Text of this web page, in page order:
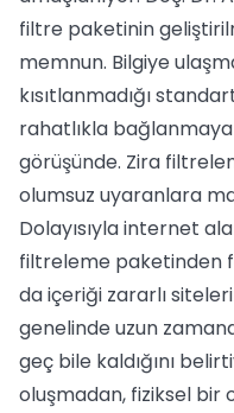
filtre paketinin
memnun. Bilgiye
kısıtlanmadığı
rahatlıkla
görüşünde. Zira
olumsuz uyaranlara
Dolayısıyla internet
filtreleme paketinden
da içeriği zararlı
genelinde uzun
geç bile kaldığını
oluşmadan, fiziksel bir